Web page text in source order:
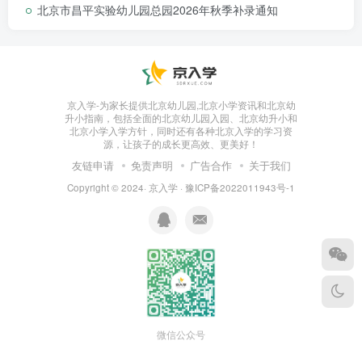
北京市昌平实验幼儿园总园2026年秋季补录通知
京入学-为家长提供北京幼儿园,北京小学资讯和北京幼
升小指南，包括全面的北京幼儿园入园、北京幼升小和
北京小学入学方针，同时还有各种北京入学的学习资
源，让孩子的成长更高效、更美好！
友链申请 免责声明 广告合作 关于我们
Copyright © 2024· 京入学 · 豫ICP备2022011943号-1
微信公众号